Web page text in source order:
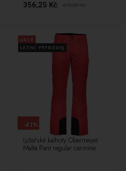
356,25 Kč 475,00Kč
AKCE
LETNÍ VÝPRODEJ
Lyžařské kalhoty Obermeyer
Malta Pant regular carmine
-41%